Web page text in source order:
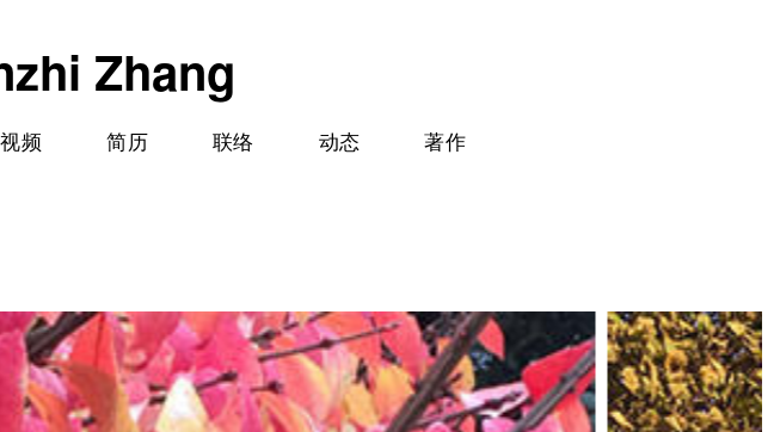
Zhang
视频 简历 联络 动态 著作